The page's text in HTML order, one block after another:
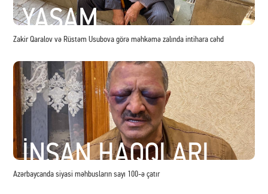
YAŞAM
Zakir Qaralov və Rüstəm Usubova görə məhkəmə zalında intihara cəhd
İNSAN HAQQLARI
Azərbaycanda siyasi məhbusların sayı 100-ə çatır